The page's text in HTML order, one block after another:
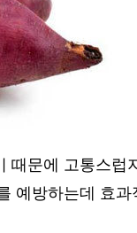
때문에 고통스럽
예방하는데 효